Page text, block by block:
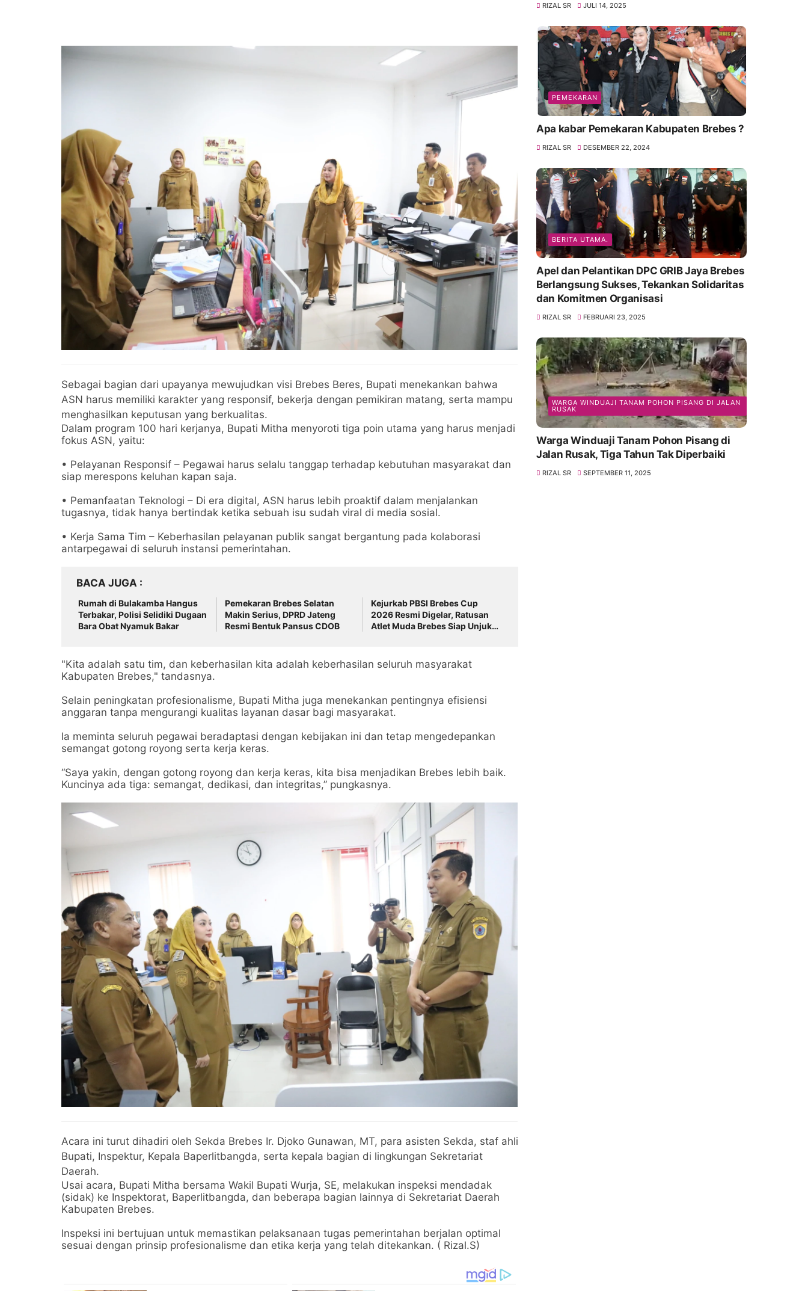
Sebagai bagian dari upayanya mewujudkan visi Brebes Beres, Bupati menekankan bahwa
ASN harus memiliki karakter yang responsif, bekerja dengan pemikiran matang, serta mampu
menghasilkan keputusan yang berkualitas.
Dalam program 100 hari kerjanya, Bupati Mitha menyoroti tiga poin utama yang harus menjadi
fokus ASN, yaitu:
• Pelayanan Responsif – Pegawai harus selalu tanggap terhadap kebutuhan masyarakat dan
siap merespons keluhan kapan saja.
• Pemanfaatan Teknologi – Di era digital, ASN harus lebih proaktif dalam menjalankan
tugasnya, tidak hanya bertindak ketika sebuah isu sudah viral di media sosial.
• Kerja Sama Tim – Keberhasilan pelayanan publik sangat bergantung pada kolaborasi
antarpegawai di seluruh instansi pemerintahan.
BACA JUGA
Rumah di Bulakamba Hangus
Terbakar, Polisi Selidiki Dugaan
Bara Obat Nyamuk Bakar
Pemekaran Brebes Selatan
Makin Serius, DPRD Jateng
Resmi Bentuk Pansus CDOB
Kejurkab PBSI Brebes Cup
2026 Resmi Digelar, Ratusan
Atlet Muda Brebes Siap Unjuk
"Kita adalah satu tim, dan keberhasilan kita adalah keberhasilan seluruh masyarakat
Kabupaten Brebes," tandasnya.
Selain peningkatan profesionalisme, Bupati Mitha juga menekankan pentingnya efisiensi
anggaran tanpa mengurangi kualitas layanan dasar bagi masyarakat.
Ia meminta seluruh pegawai beradaptasi dengan kebijakan ini dan tetap mengedepankan
semangat gotong royong serta kerja keras.
“Saya yakin, dengan gotong royong dan kerja keras, kita bisa menjadikan Brebes lebih baik.
Kuncinya ada tiga: semangat, dedikasi, dan integritas,” pungkasnya.
Acara ini turut dihadiri oleh Sekda Brebes Ir. Djoko Gunawan, MT, para asisten Sekda, staf ahli
Bupati, Inspektur, Kepala Baperlitbangda, serta kepala bagian di lingkungan Sekretariat
Daerah.
Usai acara, Bupati Mitha bersama Wakil Bupati Wurja, SE, melakukan inspeksi mendadak
(sidak) ke Inspektorat, Baperlitbangda, dan beberapa bagian lainnya di Sekretariat Daerah
Kabupaten Brebes.
Inspeksi ini bertujuan untuk memastikan pelaksanaan tugas pemerintahan berjalan optimal
sesuai dengan prinsip profesionalisme dan etika kerja yang telah ditekankan. ( Rizal.S)
RIZAL SR JULI 14, 2025
PEMEKARAN
Apa kabar Pemekaran Kabupaten Brebes ?
RIZAL SR DESEMBER 22, 2024
BERITA UTAMA.
Apel dan Pelantikan DPC GRIB Jaya Brebes
Berlangsung Sukses, Tekankan Solidaritas
dan Komitmen Organisasi
RIZAL SR FEBRUARI 23, 2025
WARGA WINDUAJI TANAM POHON PISANG DI JALAN
RUSAK
Warga Winduaji Tanam Pohon Pisang di
Jalan Rusak, Tiga Tahun Tak Diperbaiki
RIZAL SR SEPTEMBER 11, 2025